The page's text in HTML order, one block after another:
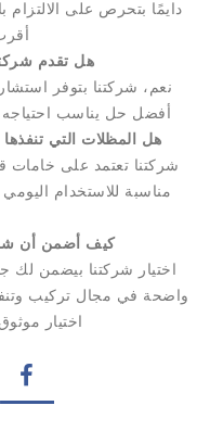
دايمًا بتحرص على
هل تقدم
نعم، شركتنا بتوفر
أفضل حل يناسب
هل المظلات التي
شركتنا تعتمد على خامات
مناسبة للاستخدام
كيف أضمن أن
اختيار شركتنا بيضمن لك
واضحة في مجال تركيب
اختيار